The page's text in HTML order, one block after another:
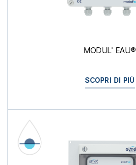
MODUL' EAU®
SCOPRI DI PIÙ